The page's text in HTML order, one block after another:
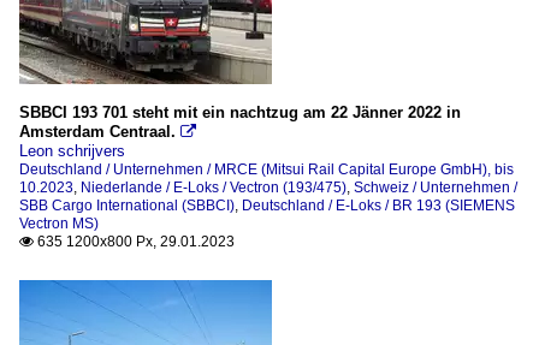
SBBCI 193 701 steht mit ein nachtzug am 22 Jänner 2022 in
Amsterdam Centraal. 
Leon schrijvers
Deutschland / Unternehmen / MRCE (Mitsui Rail Capital Europe GmbH), bis
10.2023, Niederlande / E-Loks / Vectron (193/475), Schweiz / Unternehmen /
SBB Cargo International (SBBCI), Deutschland / E-Loks / BR 193 (SIEMENS
Vectron MS)
 635 1200x800 Px, 29.01.2023